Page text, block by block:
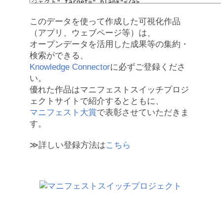
このデータを使って作成した可視化作品
（アプリ、ウェブページ等）は、
オープンデータを活用した成果等の集約・
検索ができる、
Knowledge Connectorに必ずご登録くださ
い。
優れた作品はマニフェストスイッチプロジ
ェクトサイトで紹介するとともに、
マニフェスト大賞で表彰させていただきま
す。
≫詳しい登録方法はこちら